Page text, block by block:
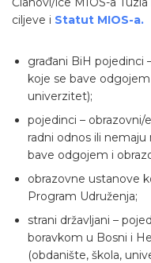
ciljeve i Statut MIOS-a.
građani BiH pojedinci
koje se bave
univerzitet);
pojedinci – obrazovni/
radni odnos ili
bave odgojem i
obrazovne ustanove
Program Udruženja;
strani državljani –
boravkom u Bosni i
(obdanište, škola,